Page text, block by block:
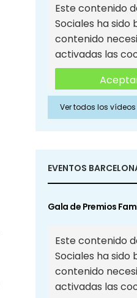
Este contenido
Sociales ha sido
contenido
activadas las
Aceptar
Ver todos los vídeos
EVENTOS
Gala de Premios
Este contenido
Sociales ha sido
contenido
activadas las